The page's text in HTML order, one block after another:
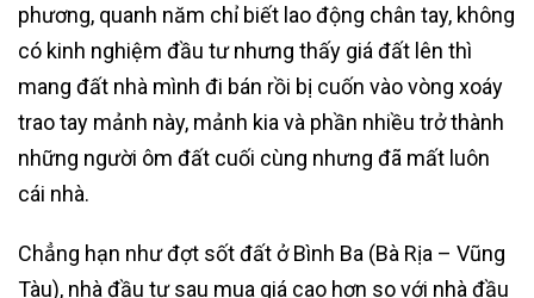
phương, quanh năm chỉ biết lao động chân tay, không
có kinh nghiệm đầu tư nhưng thấy giá đất lên thì
mang đất nhà mình đi bán rồi bị cuốn vào vòng xoáy
trao tay mảnh này, mảnh kia và phần nhiều trở thành
những người ôm đất cuối cùng nhưng đã mất luôn
cái nhà.
Chẳng hạn như đợt sốt đất ở Bình Ba (Bà Rịa – Vũng
Tàu), nhà đầu tư sau mua giá cao hơn so với nhà đầu